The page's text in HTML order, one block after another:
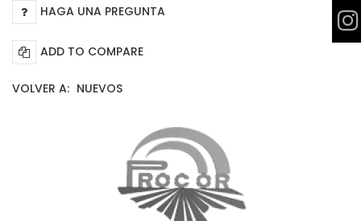
HAGA UNA PREGUNTA
ADD TO COMPARE
VOLVER A: NUEVOS